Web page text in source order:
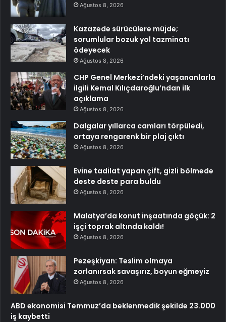
Ağustos 8, 2026
Kazazede sürücülere müjde;
sorumlular bozuk yol tazminatı
ödeyecek
Ağustos 8, 2026
CHP Genel Merkezi’ndeki yaşananlarla
ilgili Kemal Kılıçdaroğlu’ndan ilk
açıklama
Ağustos 8, 2026
Dalgalar yıllarca camları törpüledi,
ortaya rengarenk bir plaj çıktı
Ağustos 8, 2026
Evine tadilat yapan çift, gizli bölmede
deste deste para buldu
Ağustos 8, 2026
Malatya’da konut inşaatında göçük: 2
işçi toprak altında kaldı!
Ağustos 8, 2026
Pezeşkiyan: Teslim olmaya
zorlanırsak savaşırız, boyun eğmeyiz
Ağustos 8, 2026
ABD ekonomisi Temmuz’da beklenmedik şekilde 23.000
iş kaybetti